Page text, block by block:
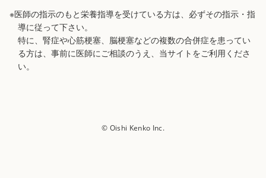
※医師の指示のもと栄養指導を受けている方は、必ずその指示・指
導に従って下さい。
特に、腎症や心筋梗塞、脳梗塞などの複数の合併症を患ってい
る方は、事前に医師にご相談のうえ、当サイトをご利用くださ
い。
© Oishi Kenko Inc.